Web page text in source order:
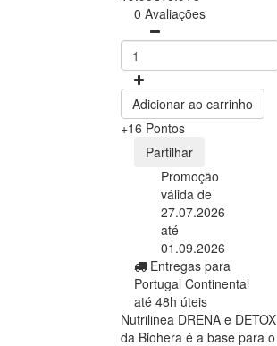
0 Avaliações
Adicionar ao carrinho
+16 Pontos
Partilhar
Promoção
válida de
27.07.2026
até
01.09.2026
Entregas para
Portugal Continental
até 48h úteis
Nutrilinea DRENA e DETOX
da Biohera é a base para o